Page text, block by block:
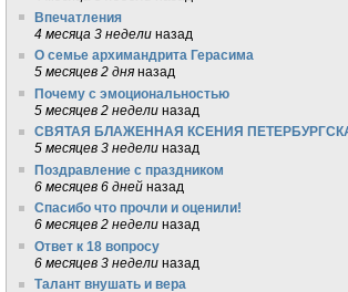
Впечатления
4 месяца 3 недели назад
О семье архимандрита Герасима
5 месяцев 2 дня назад
Почему с эмоциональностью
5 месяцев 2 недели назад
СВЯТАЯ БЛАЖЕННАЯ КСЕНИЯ
5 месяцев 3 недели назад
Поздравление с праздником
6 месяцев 6 дней назад
Спасибо что прочли и оценили!
6 месяцев 2 недели назад
Ответ к 18 вопросу
6 месяцев 3 недели назад
Талант внушать и вера